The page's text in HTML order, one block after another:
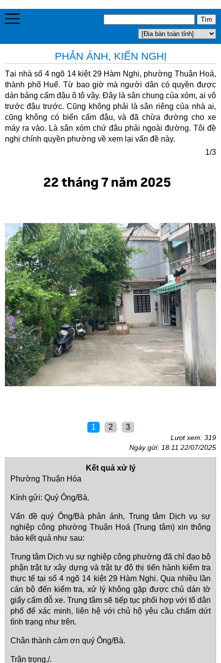
PHẢN ÁNH, KIẾN NGHỊ
Tại nhà số 4 ngõ 14 kiệt 29 Hàm Nghi, phường Thuận Hoá,
thành phố Huế. Từ bao giờ mà người dân có quyền được
dán bảng cấm đậu ô tô vậy. Đây là sân chung của xóm, ai vô
trước đậu trước. Cũng không phải là sân riêng của nhà ai,
cũng không có biển cấm đậu, và đã chừa đường cho xe
máy ra vào. Là sân xóm chứ đâu phải ngoài đường. Tôi đề
nghị chính quyền phường về xem lại vấn đề này.
1/3
1 2 3
Lượt xem: 319
Ngày gửi: 18:11 22/07/2025
Kết quả xử lý
Phường Thuận Hóa
Kính gửi: Quý Ông/Bà.
Vấn đề quý Ông/Bà phản ánh, Trung tâm Dịch vụ sự
nghiệp công phường Thuận Hoá (Trung tâm) xin thông
báo kết quả như sau:
Trung tâm Dịch vụ sự nghiệp công phường đã chỉ đạo bộ
phận trật tự xây dựng và trật tự đô thị tiến hành kiểm tra
thực tế tại số 4 ngõ 14 kiệt 29 Hàm Nghi. Qua nhiều lần
cán bộ đến kiểm tra, xử lý không gặp được chủ dán tờ
giấy cấm đỗ xe. Trung tâm sẽ tiếp tục phối hợp với tổ dân
phố để xác minh, liên hệ với chủ hộ yêu cầu chấm dứt
tình trạng như trên.
Chân thành cảm ơn quý Ông/Bà.
Trân trọng./.